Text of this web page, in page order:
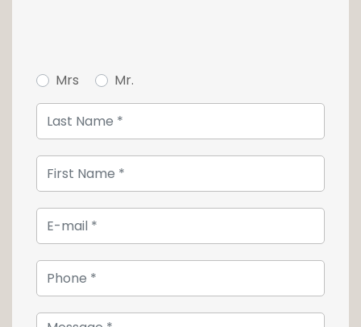
TTC**
Parking intérieur au prix de 26 835 € TTC 3%**
N'hésitez pas à nous contacter pour une
explication détaillée et une visite des lieux.
* Remise valable en cas d'achat d'un
appartement BPII via unicorn pour
l'aménagement chez Bo Concept.
**Prix TTC 3%, sous condition d'acceptation
Mrs Mr.